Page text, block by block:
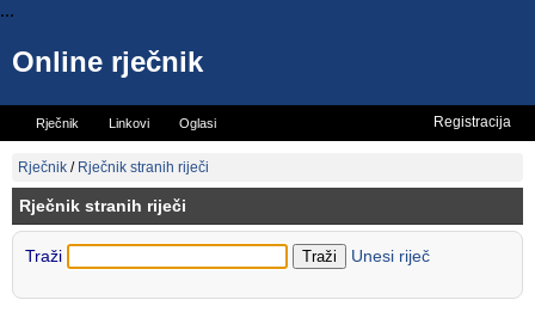
...
Online rječnik
Rječnik Linkovi Oglasi
Vicevi Mini rječnik
Registracija
Rječnik / Rječnik stranih riječi
Rječnik stranih riječi
Traži Unesi riječ